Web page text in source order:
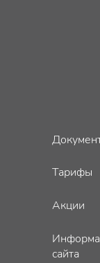
Тарифы
Акции
сайта